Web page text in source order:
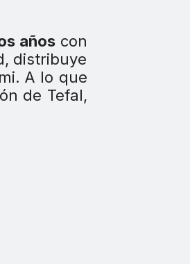
añoscon
distribuye
A lo que
de Tefal,